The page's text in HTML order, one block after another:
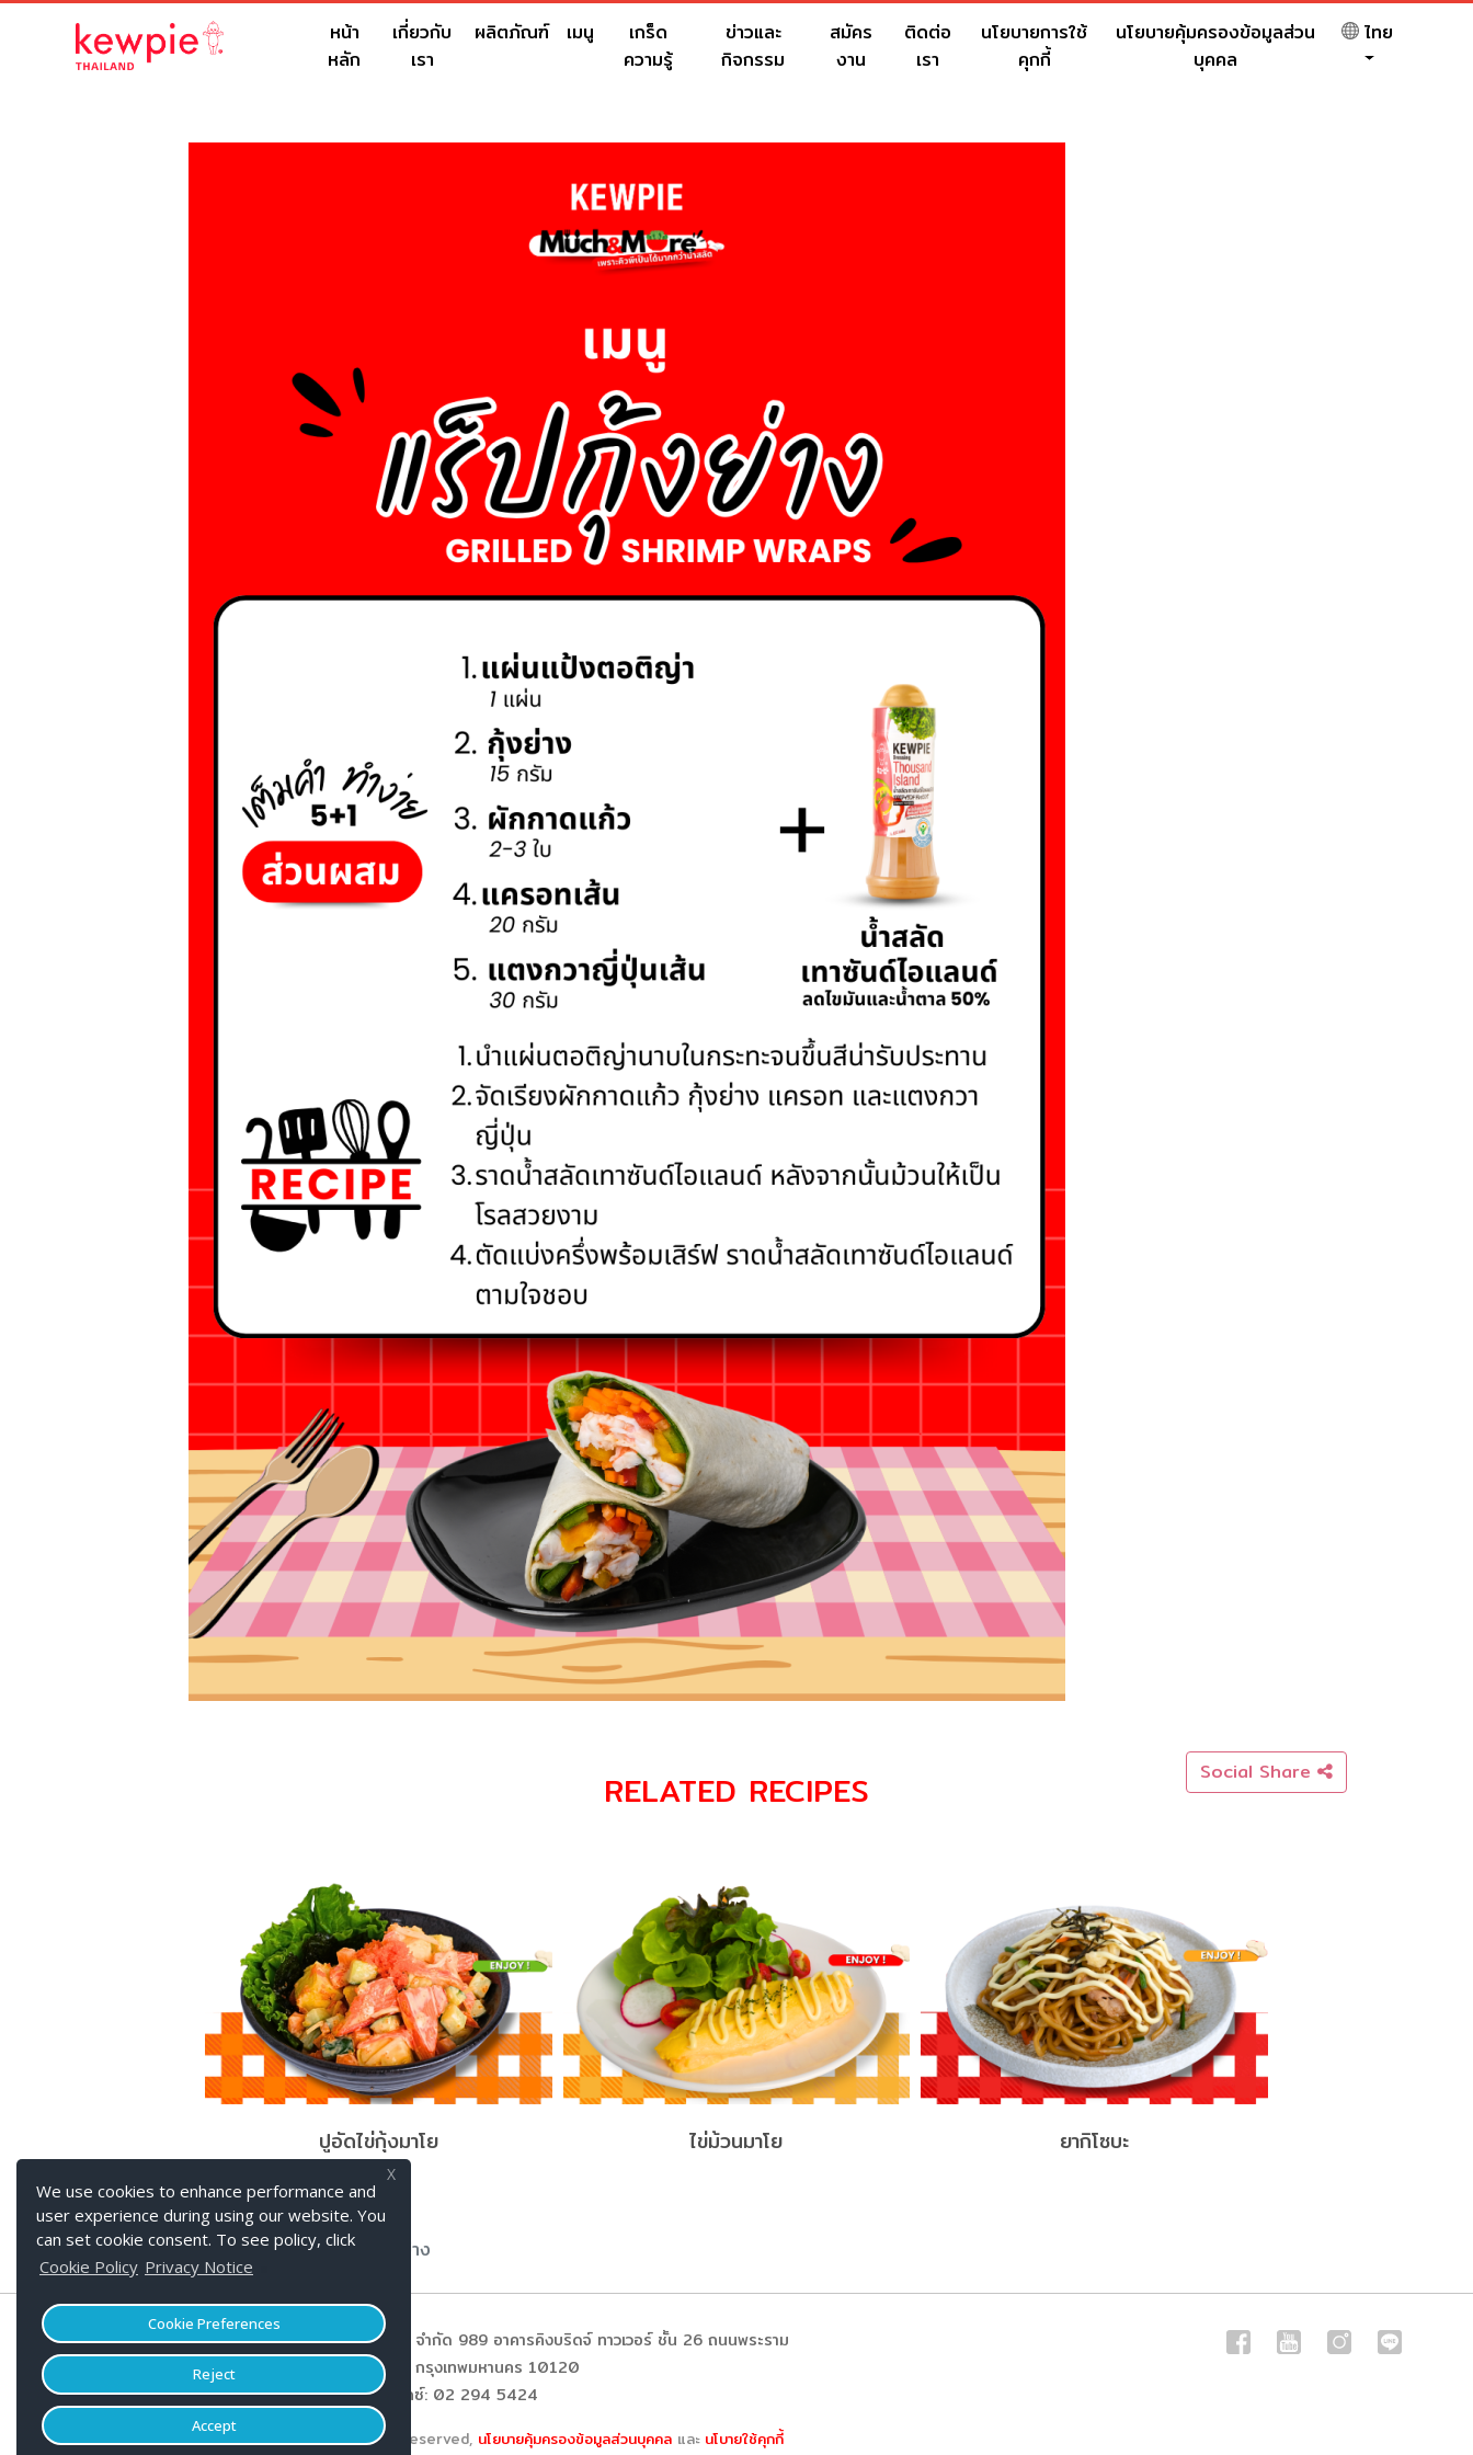
We use cookies to enhance performance and
user experience during using our website. You
can set cookie consent. To see policy, click
Cookie Policy Privacy Notice
Cookie Preferences
Reject
Accept
X
หน้า
หลัก
เกี่ยวกับ
เรา
ผลิตภัณฑ์ เมนู
เกร็ด
ความรู้
ข่าวและ
กิจกรรม
สมัคร
งาน
ติดต่อ
เรา
นโยบายการใช้
คุกกี้
นโยบายคุ้มครองข้อมูลส่วน
บุคคล
ไทย
Social Share
RELATED RECIPES
ปูอัดไข่กุ้งมาโย ไข่ม้วนมาโย ยากิโซบะ
หน้าหลัก เมนู แร็ปกุ้งย่าง
บริษัท คิวพี (ประเทศไทย) จำกัด 989 อาคารคิงบริดจ์ ทาวเวอร์ ชั้น 26 ถนนพระราม
3, บางโพงพาง, ยานนาวา, กรุงเทพมหานคร 10120
โทร: 02 294 5115 แฟกซ์: 02 294 5424
© 2026 KEWPIE (THAILAND) CO.,LTD. All Rights Reserved, นโยบายคุ้มครองข้อมูลส่วนบุคคล และ นโบายใช้คุกกี้